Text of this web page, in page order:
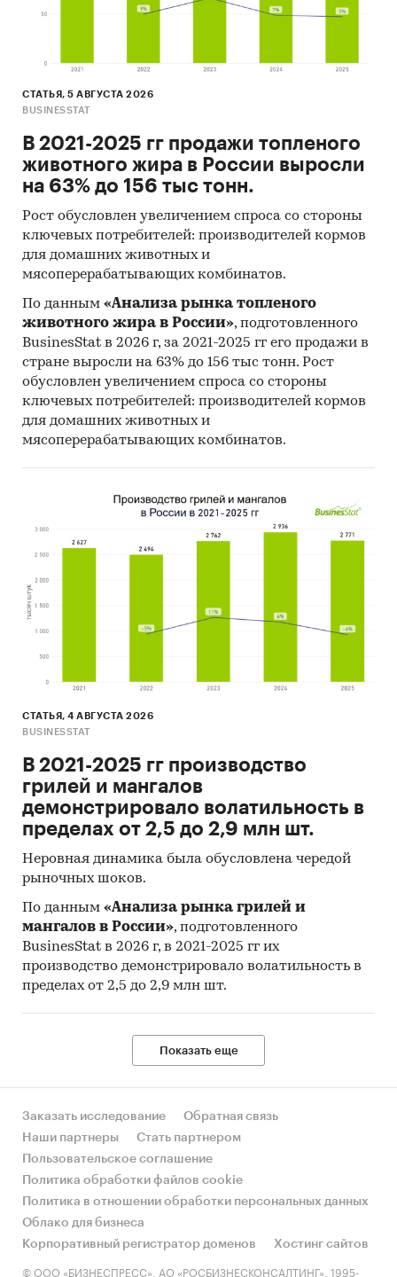
СТАТЬЯ, 5 АВГУСТА 2026
BUSINESSTAT
В 2021-2025 гг продажи топленого
животного жира в России выросли
на 63% до 156 тыс тонн.
Рост обусловлен увеличением спроса со стороны
ключевых потребителей: производителей кормов
для домашних животных и
мясоперерабатывающих комбинатов.
По данным «Анализа рынка топленого
животного жира в России», подготовленного
BusinesStat в 2026 г, за 2021-2025 гг его продажи в
стране выросли на 63% до 156 тыс тонн. Рост
обусловлен увеличением спроса со стороны
ключевых потребителей: производителей кормов
для домашних животных и
мясоперерабатывающих комбинатов.
СТАТЬЯ, 4 АВГУСТА 2026
BUSINESSTAT
В 2021-2025 гг производство
грилей и мангалов
демонстрировало волатильность в
пределах от 2,5 до 2,9 млн шт.
Неровная динамика была обусловлена чередой
рыночных шоков.
По данным «Анализа рынка грилей и
мангалов в России», подготовленного
BusinesStat в 2026 г, в 2021-2025 гг их
производство демонстрировало волатильность в
пределах от 2,5 до 2,9 млн шт.
Показать еще
Заказать исследование
Обратная связь
Наши партнеры
Стать партнером
Пользовательское соглашение
Политика обработки файлов cookie
Политика в отношении обработки персональных данных
Облако для бизнеса
Корпоративный регистратор доменов
Хостинг сайтов
© ООО «БИЗНЕСПРЕСС», АО «РОСБИЗНЕСКОНСАЛТИНГ», 1995-